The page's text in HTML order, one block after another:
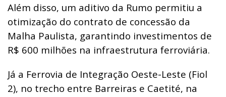
Além disso, um aditivo da Rumo permitiu a
otimização do contrato de concessão da
Malha Paulista, garantindo investimentos de
R$ 600 milhões na infraestrutura ferroviária.
Já a Ferrovia de Integração Oeste-Leste (Fiol
2), no trecho entre Barreiras e Caetité, na